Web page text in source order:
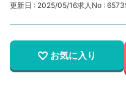
更新日 : 2025/05/16求人No :
お気に入り